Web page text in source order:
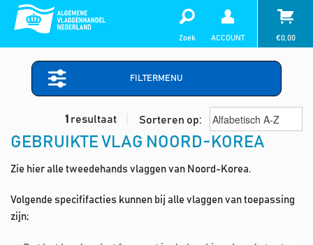
Zoek ACCOUNT €0,00
FILTERMENU
1 resultaat Sorteren op:
GEBRUIKTE VLAG NOORD-KOREA
Zie hier alle tweedehands vlaggen van Noord-Korea.
Volgende specififacties kunnen bij alle vlaggen van toepassing
zijn;